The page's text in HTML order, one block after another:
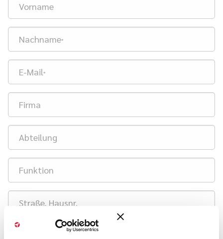
Vorname
Nachname*
E-Mail*
Firma
Abteilung
Funktion
Straße, Hausnr.